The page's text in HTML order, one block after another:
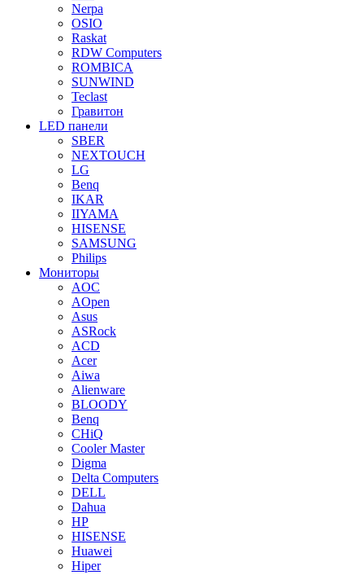
Nerpa
OSIO
Raskat
RDW Computers
ROMBICA
SUNWIND
Teclast
Гравитон
LED панели
SBER
NEXTOUCH
LG
Benq
IKAR
IIYAMA
HISENSE
SAMSUNG
Philips
Мониторы
AOC
AOpen
Asus
ASRock
ACD
Acer
Aiwa
Alienware
BLOODY
Benq
CHiQ
Cooler Master
Digma
Delta Computers
DELL
Dahua
HP
HISENSE
Huawei
Hiper